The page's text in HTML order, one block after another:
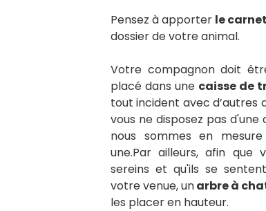
Pensez à apporter le
dossier de votre animal.
Votre compagnon doit
placé dans une caisse de
tout incident avec d’autres
vous ne disposez pas
nous sommes en
une.Par ailleurs, afin que
sereins et qu'ils se
votre venue, unarbre à
les placer en hauteur.